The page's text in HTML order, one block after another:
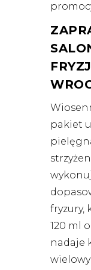
pakiet
fryzury,
120 ml
nadaje